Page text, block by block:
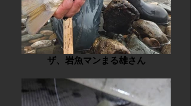
ザ、岩魚マンまる雄さん